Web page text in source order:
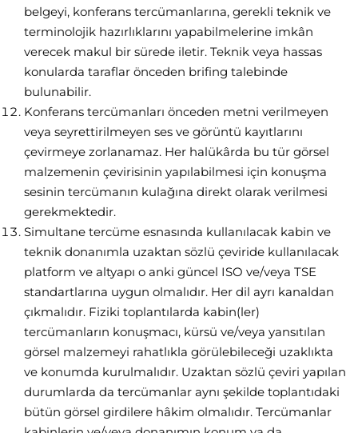
belgeyi, konferans tercümanlarına, gerekli teknik ve
terminolojik hazırlıklarını yapabilmelerine imkân
verecek makul bir sürede iletir. Teknik veya hassas
konularda taraflar önceden brifing talebinde
bulunabilir.
Konferans tercümanları önceden metni verilmeyen
veya seyrettirilmeyen ses ve görüntü kayıtlarını
çevirmeye zorlanamaz. Her halükârda bu tür görsel
malzemenin çevirisinin yapılabilmesi için konuşma
sesinin tercümanın kulağına direkt olarak verilmesi
gerekmektedir.
Simultane tercüme esnasında kullanılacak kabin ve
teknik donanımla uzaktan sözlü çeviride kullanılacak
platform ve altyapı o anki güncel ISO ve/veya TSE
standartlarına uygun olmalıdır. Her dil ayrı kanaldan
çıkmalıdır. Fiziki toplantılarda kabin(ler)
tercümanların konuşmacı, kürsü ve/veya yansıtılan
görsel malzemeyi rahatlıkla görülebileceği uzaklıkta
ve konumda kurulmalıdır. Uzaktan sözlü çeviri yapılan
durumlarda da tercümanlar aynı şekilde toplantıdaki
bütün görsel girdilere hâkim olmalıdır. Tercümanlar